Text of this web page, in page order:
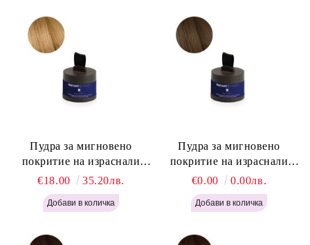
Пудра за мигновено
покритие на израснали
корени Русо - Labor Pro
Instant Retouch Powder -
Blonde H645
€18.00 35.20лв.
Пудра за мигновено
покритие на израснали
корени Светло Кафяво -
Labor Pro Instant Retouch
Powder - Light Brown H644
€0.00 0.00лв.